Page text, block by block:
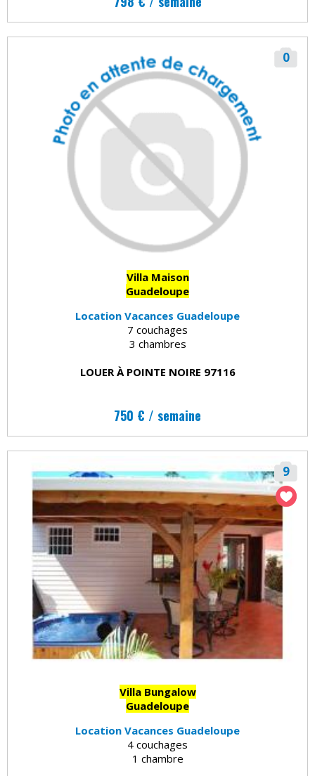
0
Villa Maison
Guadeloupe
Location Vacances Guadeloupe
7 couchages
3 chambres
LOUER À POINTE NOIRE 97116
750 € / semaine
9
Villa Bungalow
Guadeloupe
Location Vacances Guadeloupe
4 couchages
1 chambre